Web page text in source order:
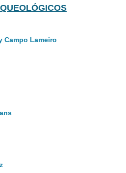
Campo Lameiro